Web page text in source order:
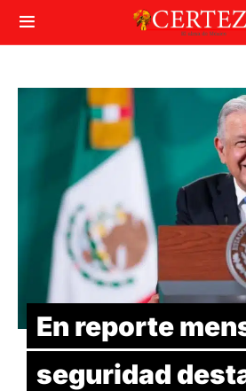
En reporte
seguridad